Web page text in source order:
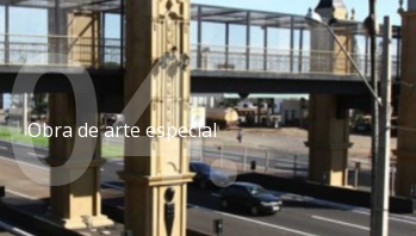
Obra de arte especial
04.